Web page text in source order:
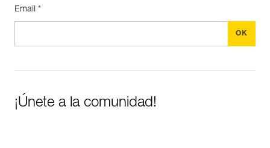
Email *
¡Únete a la comunidad!